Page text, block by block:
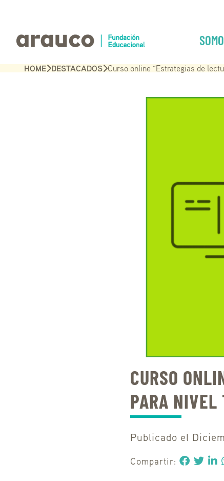
HOME DESTACADOS Curso online “Estrategias de
CURSO
PARA NIVEL
Publicado el
Compartir: